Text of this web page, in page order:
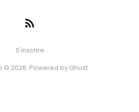
S'inscrire
© 2026. Powered by Ghost